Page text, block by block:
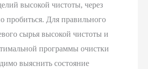
высокой чистоты, через
пробиться. Для правильного
сырья высокой чистоты и
программы очистки
выяснить состояние